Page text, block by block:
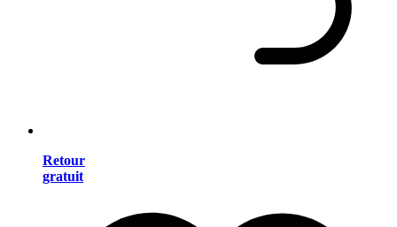
Retour
gratuit